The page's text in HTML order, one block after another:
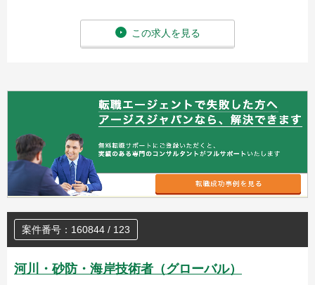
この求人を見る
案件番号：160844 / 123
河川・砂防・海岸技術者（グローバル）